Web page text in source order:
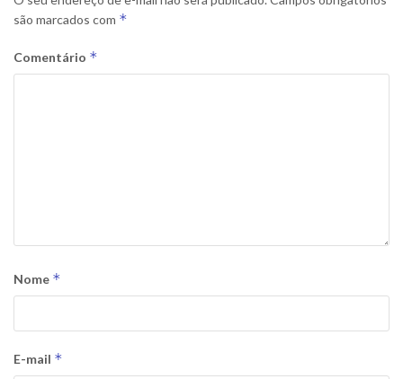
são marcados com *
Comentário *
Nome *
E-mail *